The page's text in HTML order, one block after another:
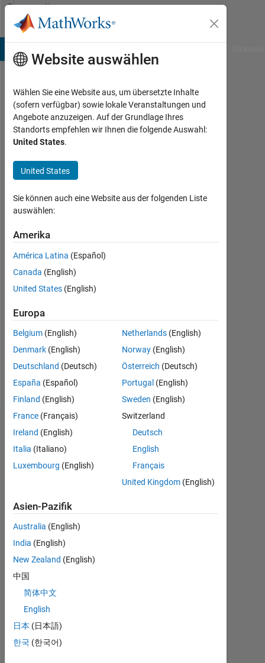
Weiter zum Inhalt
Community
Profile
Madhuvanthi
A
seit
Followers:
0
Follow
Nachricht
Dashboard
Statistik
BEITRÄGE L
-2
-1
1
2
3
Website auswählen
Wählen Sie eine Website aus, um übersetzte Inhalte
(sofern verfügbar) sowie lokale Veranstaltungen und
Angebote anzuzeigen. Auf der Grundlage Ihres
Standorts empfehlen wir Ihnen die folgende Auswahl:
United States.
United States
Sie können auch eine Website aus der folgenden Liste
auswählen:
Amerika
América Latina (Español)
Canada (English)
United States (English)
Europa
Belgium (English)
Denmark (English)
Deutschland (Deutsch)
España (Español)
Finland (English)
France (Français)
Ireland (English)
Italia (Italiano)
Luxembourg (English)
Netherlands (English)
Norway (English)
Österreich (Deutsch)
Portugal (English)
Sweden (English)
Switzerland
Deutsch
English
Français
United Kingdom (English)
Asien-Pazifik
Australia (English)
India (English)
New Zealand (English)
中国
简体中文
English
日本 (日本語)
한국 (한국어)